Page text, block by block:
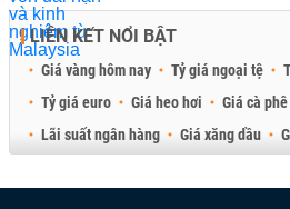
LIÊN KẾT NỔI BẬT
Giá vàng hôm nay Tỷ giá ngoại tệ
Tỷ giá euro
Giá heo hơi Giá cà phê
Lãi suất ngân hàng
Giá xăng dầu